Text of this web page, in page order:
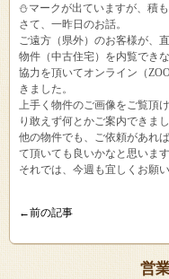
⛄マークが出ていますが、積
さて、一昨日のお話。
ご遠方（県外）のお客様が、
物件（中古住宅）を内覧でき
協力を頂いてオンライン（
きました。
上手く物件のご画像をご覧頂
り敢えず何とかご案内できまし
他の物件でも、ご依頼があれ
て頂いても良いかなと思います
それでは、今週も宜しくお願い
←前の記事
営